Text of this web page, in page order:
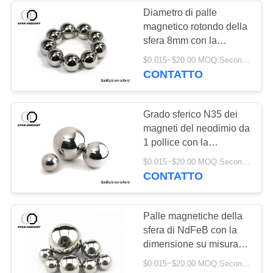
Magneti su misura
24
magneti ad alta
temperatura
17
Diametro di palle
magnetico rotondo della
sfera 8mm con la
superficie colorata del
rivestimento del Ni
CONTATTO
Grado sferico N35 dei
magneti del neodimio da
1 pollice con la
certificazione di RoHS
$0.015~$20.00 MOQ:Secondo il diametro della sfera, placcato ed imballare
CONTATTO
Palle magnetiche della
sfera di NdFeB con la
dimensione su misura
D50mm massima del
$0.015~$20.00 MOQ:Secondo il diametro, la placcatura e l'imballaggio della sfera